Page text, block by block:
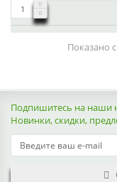
Показано
Подпишитесь на наши
Новинки, скидки,